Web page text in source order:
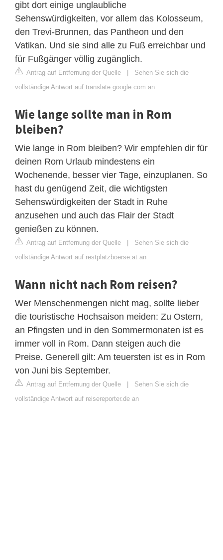
gibt dort einige unglaubliche
Sehenswürdigkeiten, vor allem das Kolosseum,
den Trevi-Brunnen, das Pantheon und den
Vatikan. Und sie sind alle zu Fuß erreichbar und
für Fußgänger völlig zugänglich.
Antrag auf Entfernung der Quelle | Sehen Sie sich die
vollständige Antwort auf translate.google.com an
Wie lange sollte man in Rom
bleiben?
Wie lange in Rom bleiben? Wir empfehlen dir für
deinen Rom Urlaub mindestens ein
Wochenende, besser vier Tage, einzuplanen. So
hast du genügend Zeit, die wichtigsten
Sehenswürdigkeiten der Stadt in Ruhe
anzusehen und auch das Flair der Stadt
genießen zu können.
Antrag auf Entfernung der Quelle | Sehen Sie sich die
vollständige Antwort auf restplatzboerse.at an
Wann nicht nach Rom reisen?
Wer Menschenmengen nicht mag, sollte lieber
die touristische Hochsaison meiden: Zu Ostern,
an Pfingsten und in den Sommermonaten ist es
immer voll in Rom. Dann steigen auch die
Preise. Generell gilt: Am teuersten ist es in Rom
von Juni bis September.
Antrag auf Entfernung der Quelle | Sehen Sie sich die
vollständige Antwort auf reisereporter.de an